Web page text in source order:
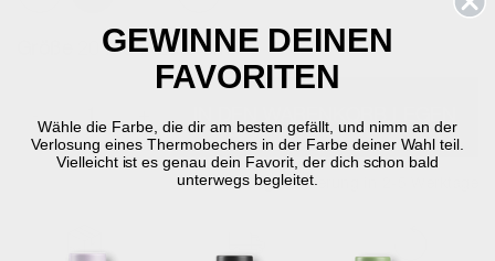
20 x 6 x 26,5 cm
IN DEN WARENKORB LEGEN
Auf Lager Lieferung in 2-5 Werktage
GEWINNE DEINEN
FAVORITEN
Wähle die Farbe, die dir am besten gefällt, und nimm an der
Verlosung eines Thermobechers in der Farbe deiner Wahl teil.
Vielleicht ist es genau dein Favorit, der dich schon bald
unterwegs begleitet.